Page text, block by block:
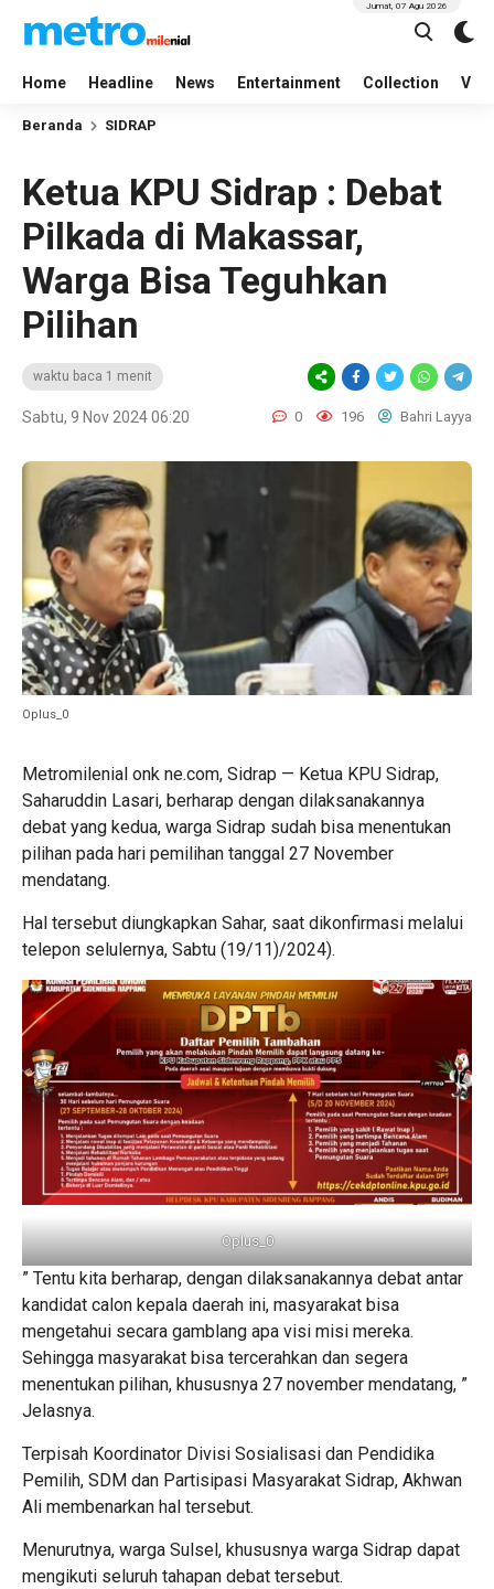
Home Headline News Entertainment Collection
Jumat, 07 Agu 2026
Beranda SIDRAP
Ketua KPU Sidrap : Debat
Pilkada di Makassar,
Warga Bisa Teguhkan
Pilihan
waktu baca 1 menit
Sabtu, 9 Nov 2024 06:20 0 196 Bahri Layya
Oplus_0
Metromilenial onk ne.com, Sidrap — Ketua KPU Sidrap,
Saharuddin Lasari, berharap dengan dilaksanakannya
debat yang kedua, warga Sidrap sudah bisa menentukan
pilihan pada hari pemilihan tanggal 27 November
mendatang.
Hal tersebut diungkapkan Sahar, saat dikonfirmasi melalui
telepon selulernya, Sabtu (19/11)/2024).
Oplus_0
” Tentu kita berharap, dengan dilaksanakannya debat antar
kandidat calon kepala daerah ini, masyarakat bisa
mengetahui secara gamblang apa visi misi mereka.
Sehingga masyarakat bisa tercerahkan dan segera
menentukan pilihan, khususnya 27 november mendatang, ”
Jelasnya.
Terpisah Koordinator Divisi Sosialisasi dan Pendidika
Pemilih, SDM dan Partisipasi Masyarakat Sidrap, Akhwan
Ali membenarkan hal tersebut.
Menurutnya, warga Sulsel, khususnya warga Sidrap dapat
mengikuti seluruh tahapan debat tersebut.